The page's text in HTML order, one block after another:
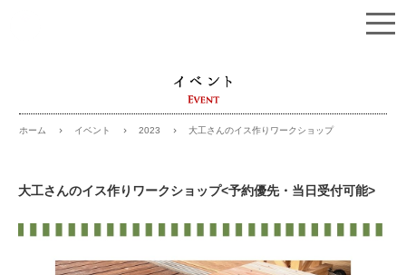
ホーム イベント 2023 大工さんのイス作りワークショップ
大工さんのイス作りワークショップ<予約優先・当日受付可能>